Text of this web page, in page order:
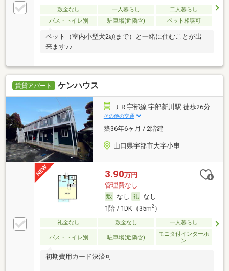
敷金なし 一人暮らし
二人暮らし
バス・トイレ別
駐車場(近隣含) ペット相談可
ペット（室内小型犬2頭まで）と一緒に住むことが出
来ます♪♪
賃貸アパート ケンハウス
ＪＲ宇部線 宇部新川駅 徒歩26分
その他の交通
築36年6ヶ月 / 2階建
山口県宇部市大字小串
3.90万円
管理費なし
なし
なし
1階 / 1DK（35m2）
礼金なし 敷金なし 一人暮らし
バス・トイレ別 駐車場(近隣含)
モニタ付インターホ
ン
初期費用カード決済可